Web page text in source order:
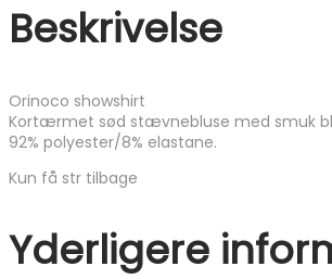
Beskrivelse
Orinoco showshirt
Kortærmet sød stævnebluse med smuk
92% polyester/8% elastane.
Kun få str tilbage
Yderligere